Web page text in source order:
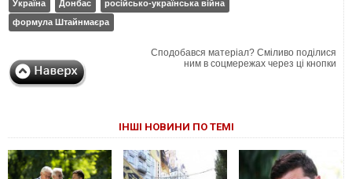
Україна Донбас
російсько-українська війна
формула Штайнмаєра
Сподобався матеріал? Сміливо поділися
ним в соцмережах через ці кнопки
ІНШІ НОВИНИ ПО ТЕМІ